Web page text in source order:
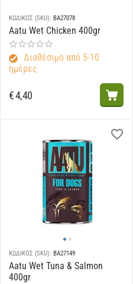
ΚΩΔΙΚΟΣ (SKU): BA27078
Aatu Wet Chicken 400gr
Διαθέσιμο από 5-10
ημέρες
€4,40
ΚΩΔΙΚΟΣ (SKU): BA27149
Aatu Wet Tuna & Salmon
400gr